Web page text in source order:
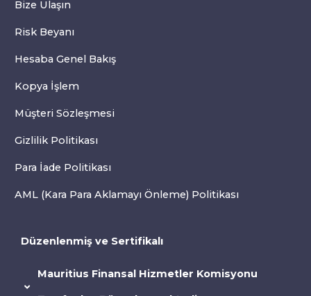
Bize Ulaşın
Risk Beyanı
Hesaba Genel Bakış
Kopya İşlem
Müşteri Sözleşmesi
Gizlilik Politikası
Para İade Politikası
AML (Kara Para Aklamayı Önleme) Politikası
Düzenlenmiş ve Sertifikalı
Mauritius Finansal Hizmetler Komisyonu